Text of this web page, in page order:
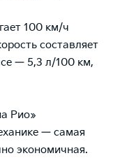
100 км/ч
составляет
— 5,3 л/100 км,
Рио»
— самая
экономичная.